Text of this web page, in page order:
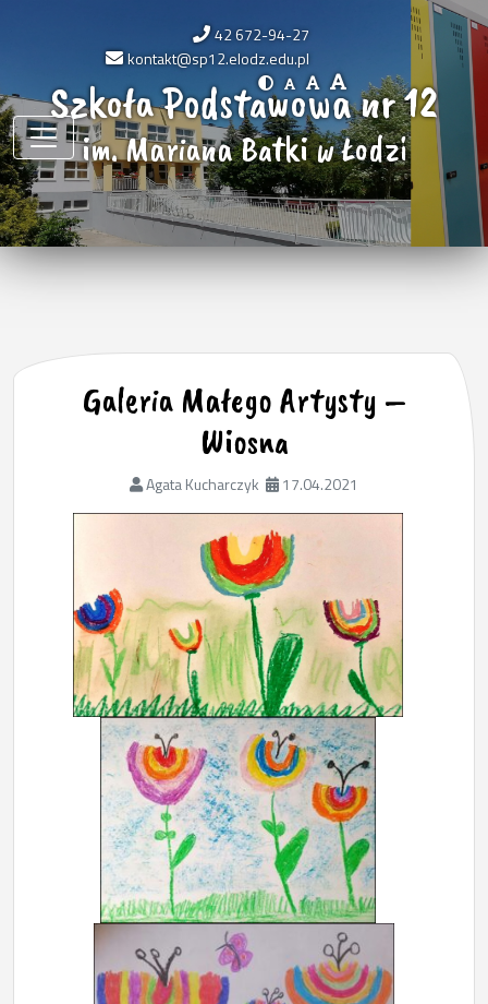
42 672-94-27
kontakt@sp12.elodz.edu.pl
Szkoła Podstawowa nr 12
im. Mariana Batki w Łodzi
Galeria Małego Artysty –
Wiosna
Agata Kucharczyk 17.04.2021